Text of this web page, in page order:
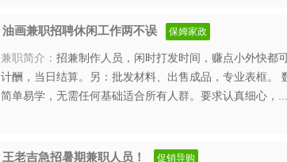
油画兼职招聘休闲工作两不误 保姆家政
兼职简介： 招兼制作人员，闲时打发时间，赚点小外快都
计酬，当日结算。另：批发材料、出售成品，专业表框。
简单易学，无需任何基础适合所有人群。要求认真细心，...
王老吉急招暑期兼职人员！ 促销导购